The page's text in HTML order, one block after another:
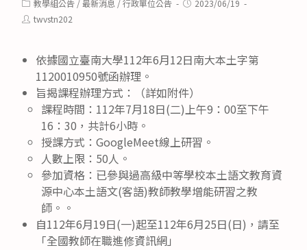
Post
category:
教學組公告 /最新消息 /行政單位公告
Post2023/06/19
Posttwvstn202
依據國立臺南大學112年6月12日南大本土字第
1120010950號函辦理。
旨揭課程辦理方式：（詳如附件）
課程時間：112年7月18日(二)上午9：00至下午
16：30，共計6小時。
授課方式：GoogleMeet線上研習。
人數上限：50人。
參加資格：已參與過高級中等學校本土語文教育資
源中心本土語文(客語)教師教學增能研習之教
師。。
自112年6月19日(一)起至112年6月25日(日)，請至
「全國教師在職進修資訊網」